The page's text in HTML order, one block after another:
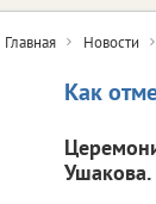
Главная Новости
Как
Ушакова.